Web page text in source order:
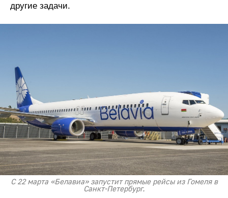
другие задачи.
С 22 марта «Белавиа» запустит прямые рейсы из Гомеля в
Санкт-Петербург.